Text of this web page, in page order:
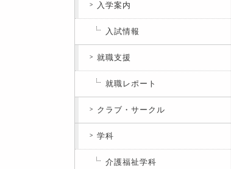
入学案内
入試情報
就職支援
就職レポート
クラブ・サークル
学科
介護福祉学科